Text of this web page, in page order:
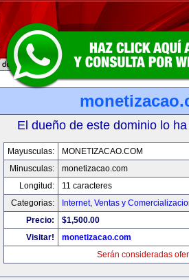
El dueño de este dominio lo
Mayusculas:
MONETIZACAO.COM
Minusculas:
monetizacao.com
Longitud:
11 caracteres
Categorias:
Internet, Ventas y
Precio:
$1,500.00
Visitar!
monetizacao.com
Serán consideradas